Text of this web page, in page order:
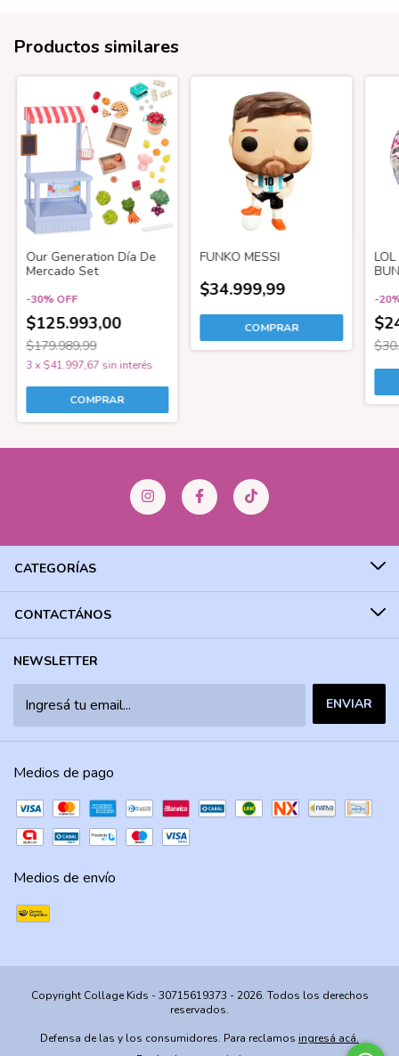
Productos similares
Our Generation Día De
Mercado Set
-30%OFF
$125.993,00
$179.989,99
3x$41.997,67 sin interés
FUNKO MESSI
$34.999,99 -20
CATEGORÍAS
CONTACTÁNOS
NEWSLETTER
Medios de pago
Medios de envío
Copyright Collage Kids - 30715619373 - 2026. Todos los derechos
reservados.
Defensa de las y los consumidores. Para reclamos ingresá acá.